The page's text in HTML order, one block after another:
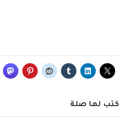
كتب لها صلة